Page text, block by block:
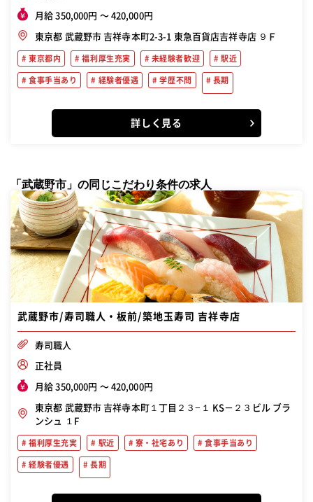
月給 350,000円 〜 420,000円
東京都 武蔵野市 吉祥寺本町2-3-1 東急百貨店吉祥寺店 ９Ｆ
東京都内 福利厚生充実 未経験者歓迎 駅近
食事手当あり 経験者優遇 学歴不問 長期
詳しく見る
「武蔵野市」の同じこだわり条件の求人
武蔵野市/寿司職人・板前/築地玉寿司 吉祥寺店
寿司職人
正社員
月給 350,000円 〜 420,000円
東京都 武蔵野市 吉祥寺本町１丁目２３−１ KS－２３ビル ブラ
ンシュ １F
福利厚生充実 駅近 寮・社宅あり 食事手当あり
経験者優遇 長期